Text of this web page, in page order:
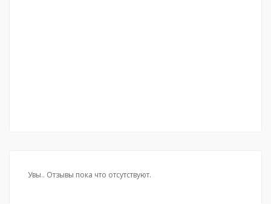
Увы.. Отзывы пока что отсутствуют.